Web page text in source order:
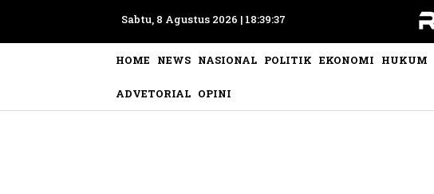
Sabtu, 8 Agustus 2026 | 18:39:40
HOME NEWS NASIONAL POLITIK EKONOMI HUKUM
ADVETORIAL OPINI